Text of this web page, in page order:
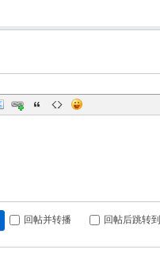
回帖并转播 回帖后跳转